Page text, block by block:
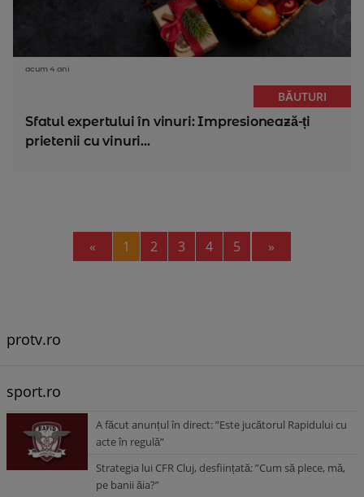
acum 4 ani
BĂUTURI
Sfatul expertului în vinuri: Impresionează-ți
prietenii cu vinuri...
« Previous
1 2 3 4 5 »
protv.ro
sport.ro
A făcut anunțul în direct: ”Este jucătorul Rapidului cu
acte în regulă”
Strategia lui CFR Cluj, desființată: ”Cum să plece, mă,
pe banii ăia?”